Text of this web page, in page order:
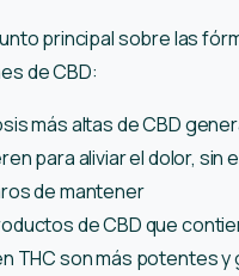
principal sobre las
de CBD:
más altas de CBD
para aliviar el dolor, sin
de mantener
de CBD que
THC son más potentes